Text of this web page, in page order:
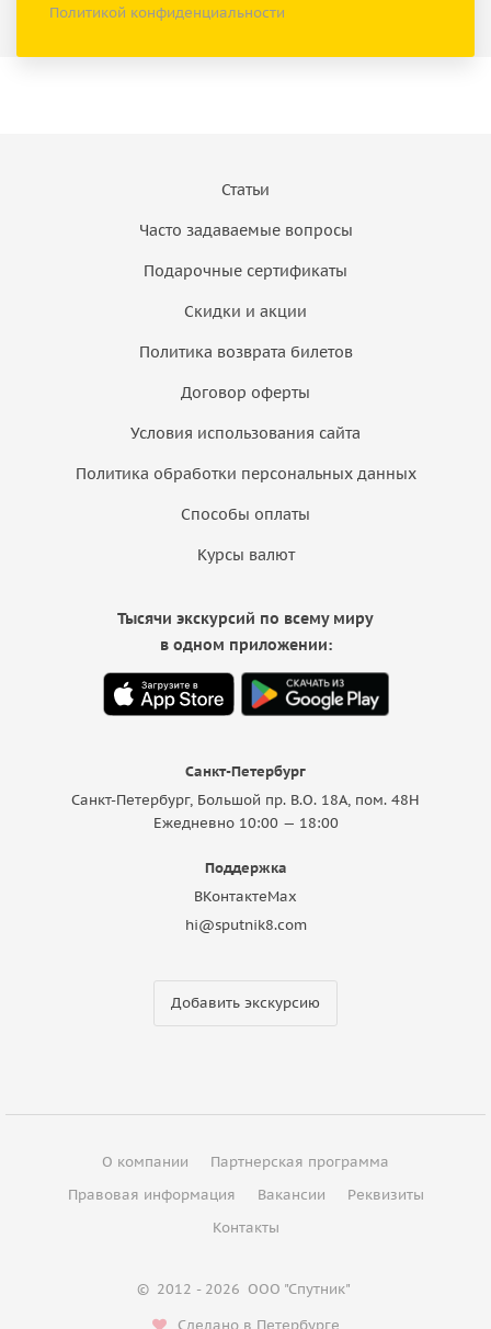
Политикой конфиденциальности
Статьи
Часто задаваемые вопросы
Подарочные сертификаты
Скидки и акции
Политика возврата билетов
Договор оферты
Условия использования сайта
Политика обработки персональных данных
Способы оплаты
Курсы валют
Санкт-Петербург
Санкт-Петербург, Большой пр. В.О. 18A, пом. 48Н
Ежедневно 10:00 — 18:00
Поддержка
ВКонтактеMax
hi@sputnik8.com
Добавить экскурсию
Тысячи экскурсий по всему миру
в одном приложении:
О компании
Партнерская программа
Правовая информация
Вакансии
Реквизиты
Контакты
© 2012 - 2026 ООО "Спутник"
Сделано в Петербурге